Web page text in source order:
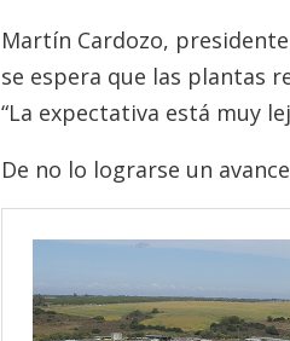
Martín Cardozo,
se espera que las plantas
“La expectativa está muy
De no lo lograrse un